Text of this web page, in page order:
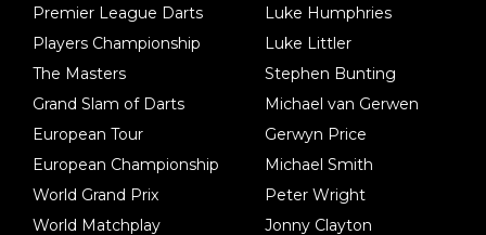
Premier League Darts
Players Championship
The Masters
Grand Slam of Darts
European Tour
European Championship
World Grand Prix
World Matchplay
Luke Humphries
Luke Littler
Stephen Bunting
Michael van Gerwen
Gerwyn Price
Michael Smith
Peter Wright
Jonny Clayton